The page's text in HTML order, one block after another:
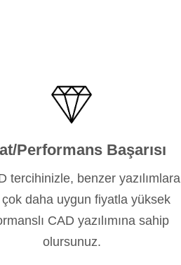
Performans Başarısı
tercihinizle, benzer yazılımlara
daha uygun fiyatla yüksek
CAD yazılımına sahip
olursunuz.